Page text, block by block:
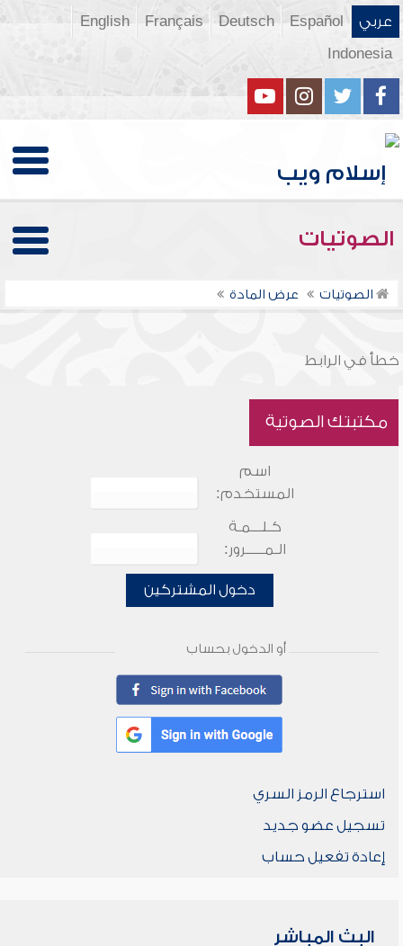
عربي Español
Deutsch
Français
English
Indonesia
الصوتيات
الصوتيات عرض المادة
خطأ في الرابط
مكتبتك الصوتية
اسم
المستخدم:
كـلـــمـة
الـمـــــرور:
دخول المشتركين
أو الدخول بحساب
استرجاع الرمز السري
تسجيل عضو جديد
إعادة تفعيل حساب
البث المباشر